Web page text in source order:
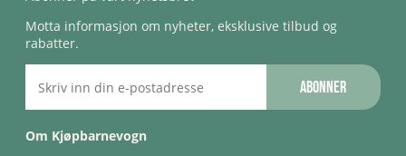
Motta informasjon om nyheter, eksklusive tilbud og
rabatter.
Abonner
Om Kjøpbarnevogn